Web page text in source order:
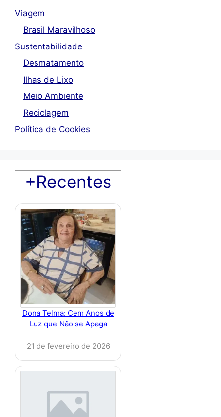
Viagem
Brasil Maravilhoso
Sustentabilidade
Desmatamento
Ilhas de Lixo
Meio Ambiente
Reciclagem
Política de Cookies
+Recentes
Dona Telma: Cem Anos de
Luz que Não se Apaga
21 de fevereiro de 2026